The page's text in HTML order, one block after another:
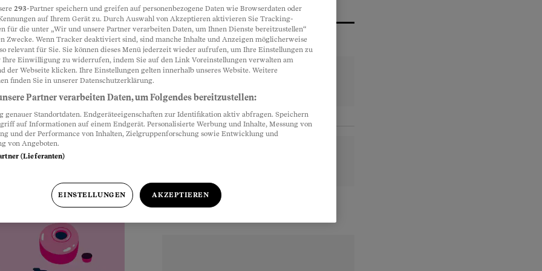
einem gewissen
Mühe geben. Sie
Partnerinhalte
293-Partner speichern und greifen auf personenbezogene Daten wie Browserdaten oder
auf Ihrem Gerät zu. Durch Auswahl von Akzeptieren aktivieren Sie Tracking-
für die unter „Wir und unsere Partner verarbeiten Daten, um Ihnen Dienste bereitzustellen“
Zwecke. Wenn Tracker deaktiviert sind, sind manche Inhalte und Anzeigen möglicherweise
relevant für Sie. Sie können dieses Menü jederzeit wieder aufrufen, um Ihre Einstellungen zu
Ihre Einwilligung zu widerrufen, indem Sie auf den Link Voreinstellungen verwalten am
der Webseite klicken. Ihre Einstellungen gelten innerhalb unseres Website. Weitere
finden Sie in unserer Datenschutzerklärung.
Partner verarbeiten Daten, um Folgendes bereitzustellen:
genauer Standortdaten. Endgeräteeigenschaften zur Identifikation aktiv abfragen. Speichern
auf Informationen auf einem Endgerät. Personalisierte Werbung und Inhalte, Messung von
und der Performance von Inhalten, Zielgruppenforschung sowie Entwicklung und
von Angeboten.
(Lieferanten)
EINSTELLUNGEN AKZEPTIEREN